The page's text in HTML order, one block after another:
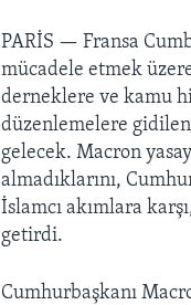
PARİS —Fransa
mücadele etmek
derneklere ve kamu
düzenlemelere
gelecek. Macron
almadıklarını,
İslamcı akımlara
getirdi.
Cumhurbaşkanı